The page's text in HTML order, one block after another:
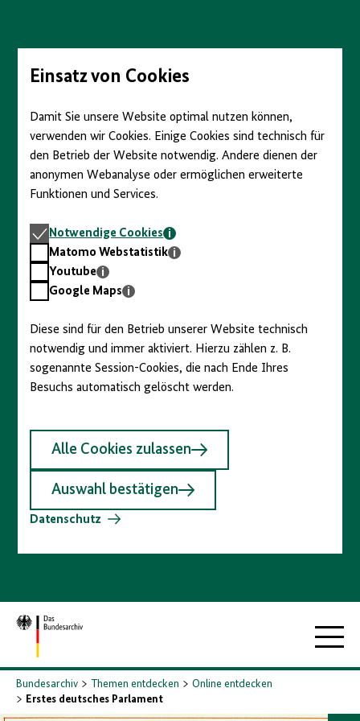
Seiteninhalt
springenEinsatz von Cookies
Damit Sie unsere Website optimal nutzen können,
verwenden wir Cookies. Einige Cookies sind technisch für
den Betrieb der Website notwendig. Andere dienen der
anonymen Webanalyse oder ermöglichen erweiterte
Funktionen und Services.
Notwendige
Cookies
Notwendige Cookies
Matomo
Webstatistik
Matomo Webstatistik
Youtube
Youtube
GoogleGoogle Maps
Diese sind für den Betrieb unserer Website technisch
notwendig und immer aktiviert. Hierzu zählen z. B.
sogenannte Session-Cookies, die nach Ende Ihres
Besuchs automatisch gelöscht werden.
Alle Cookies zulassen
Auswahl bestätigen
Datenschutz
Zur
Startseite
Bundesarchiv Themen entdecken
Online entdecken
Erstes deutsches Parlament